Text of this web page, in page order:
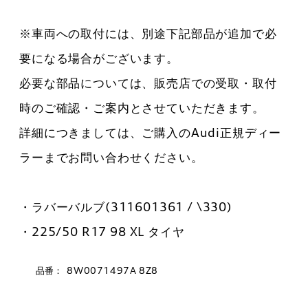
※車両への取付には、別途下記部品が追加で必
要になる場合がございます。
必要な部品については、販売店での受取・取付
時のご確認・ご案内とさせていただきます。
詳細につきましては、ご購入のAudi正規ディー
ラーまでお問い合わせください。
・ラバーバルブ(311601361 / \330)
・225/50 R17 98 XL タイヤ
品番： 8W0071497A 8Z8